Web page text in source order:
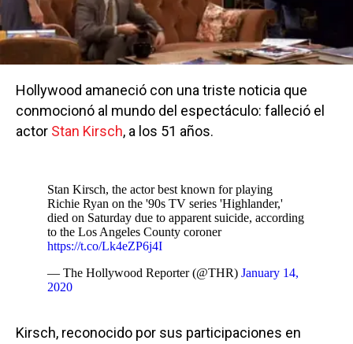
Hollywood amaneció con una triste noticia que
conmocionó al mundo del espectáculo: falleció el
actor Stan Kirsch, a los 51 años.
Stan Kirsch, the actor best known for playing
Richie Ryan on the '90s TV series 'Highlander,'
died on Saturday due to apparent suicide, according
to the Los Angeles County coroner
https://t.co/Lk4eZP6j4I
— The Hollywood Reporter (@THR) January 14,
2020
Kirsch, reconocido por sus participaciones en